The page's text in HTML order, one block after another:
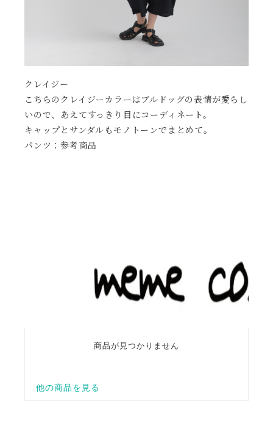
クレイジー
こちらのクレイジーカラーはブルドッグの表情が愛らし
いので、あえてすっきり目にコーディネート。
キャップとサンダルもモノトーンでまとめて。
パンツ：参考商品